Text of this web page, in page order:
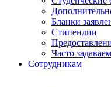
Бланки
Стипендии
Часто
Сотрудникам